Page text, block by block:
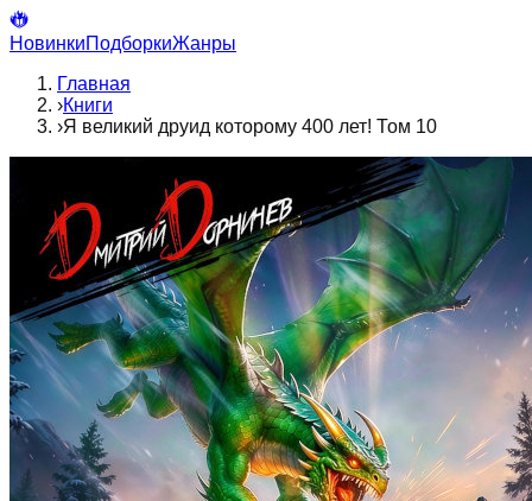
НовинкиПодборкиЖанры
Главная
›Книги
›Я великий друид которому 400 лет! Том 10